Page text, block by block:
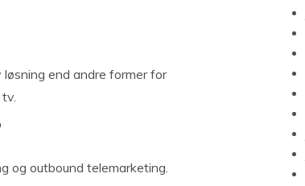
end andre former for
og outbound telemarketing.